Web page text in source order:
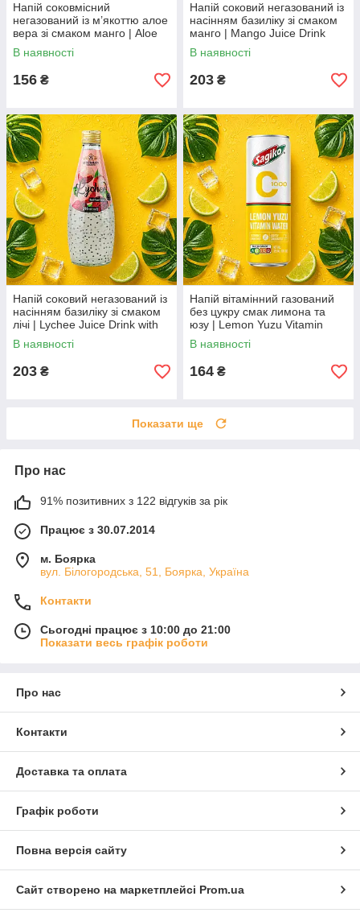
Напій соковмісний
негазований із м’якоттю алое
вера зі смаком манго | Aloe
Vera Drink Mango Flavor |
В’єтнам | Bisan | 250 мл AO
В наявності
156 ₴
Напій соковий негазований із
насінням базиліку зі смаком
манго | Mango Juice Drink
with Basil Seeds | В'єтнам |
Bisan | 290 мл AO
В наявності
203 ₴
Напій соковий негазований із
насінням базиліку зі смаком
лічі | Lychee Juice Drink with
Basil Seeds | В'єтнам | Bisan |
290 мл AO
В наявності
203 ₴
Напій вітамінний газований
без цукру смак лимона та
юзу | Lemon Yuzu Vitamin
Water Zero Sugar | В'єтнам |
Sagiko | 325 мл AO
В наявності
164 ₴
Показати ще
Про нас
91% позитивних з 122 відгуків за рік
Працює з 30.07.2014
м. Боярка
вул. Білогородська, 51, Боярка, Україна
Контакти
Сьогодні працює з 10:00 до 21:00
Показати весь графік роботи
Про нас
Контакти
Доставка та оплата
Графік роботи
Повна версія сайту
Сайт створено на маркетплейсі Prom.ua